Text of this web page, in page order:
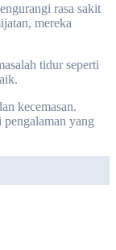
rasa sakit
mereka
tidur seperti
kecemasan.
yang